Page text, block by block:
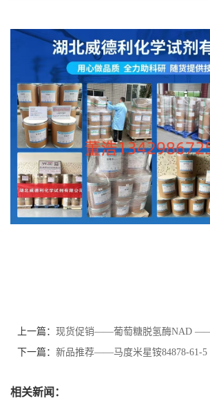
上一篇： 现货促销——葡萄糖脱氢酶NAD
下一篇： 新品推荐——马度米星铵84878-61-5
相关新闻：